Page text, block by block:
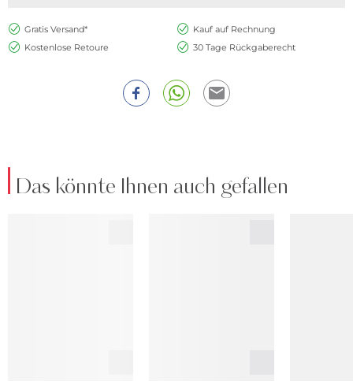
Gratis Versand*
Kauf auf Rechnung
Kostenlose Retoure
30 Tage Rückgaberecht
Das könnte Ihnen auch gefallen